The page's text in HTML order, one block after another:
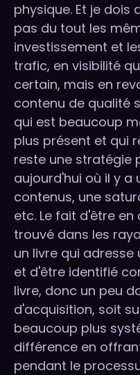
physique. Et je dois
pas du tout les
investissement et
trafic, en visibilité
certain, mais en
contenu de qualité
qui est beaucoup
plus présent et qui
reste une stratégie
aujourd'hui où il y a
contenus, une
etc. Le fait d'être
trouvé dans les
un livre qui adresse
et d'être identifié
livre, donc un peu
d'acquisition, soit
beaucoup plus
différence en
pendant le